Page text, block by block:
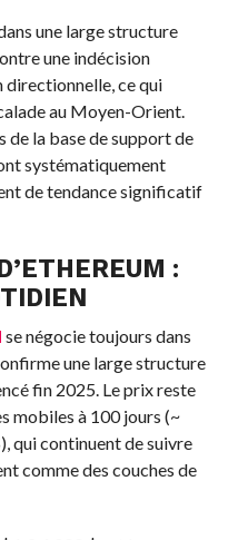
une large structure
une indécision
directionnelle, ce qui
au Moyen-Orient.
de la base de support de
systématiquement
de tendance significatif
:
se négocie toujours dans
une large structure
fin 2025. Le prix reste
mobiles à 100 jours (~
qui continuent de suivre
comme des couches de